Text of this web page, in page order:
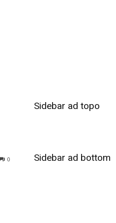
0
Sidebar ad topo
Sidebar ad bottom